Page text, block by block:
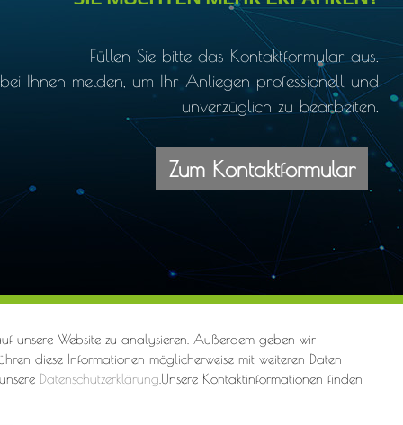
Füllen Sie bitte das Kontaktformular aus.
Ihnen melden, um Ihr Anliegen professionell und
unverzüglich zu bearbeiten.
Zum Kontaktformular
Webdesign by ARANES
Datenschutz
Sitemap
unsere Website zu analysieren. Außerdem geben wir
diese Informationen möglicherweise mit weiteren Daten
Datenschutzerklärung .Unsere Kontaktinformationen finden